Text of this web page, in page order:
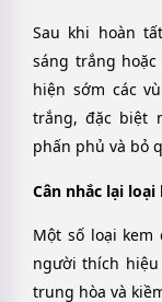
Sau khi hoàn
sáng trắng
hiện sớm các
trắng, đặc biệt
phấn phủ và bỏ
Cân nhắc lại
Một số loại
người thích
trung hòa và